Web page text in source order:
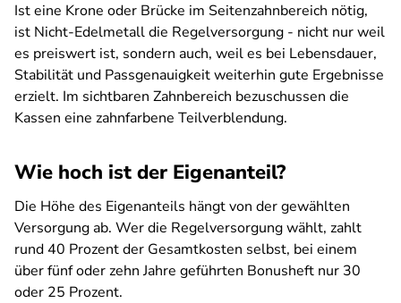
Ist eine Krone oder Brücke im Seitenzahnbereich nötig,
ist Nicht-Edelmetall die Regelversorgung - nicht nur weil
es preiswert ist, sondern auch, weil es bei Lebensdauer,
Stabilität und Passgenauigkeit weiterhin gute Ergebnisse
erzielt. Im sichtbaren Zahnbereich bezuschussen die
Kassen eine zahnfarbene Teilverblendung.
Wie hoch ist der Eigenanteil?
Die Höhe des Eigenanteils hängt von der gewählten
Versorgung ab. Wer die Regelversorgung wählt, zahlt
rund 40 Prozent der Gesamtkosten selbst, bei einem
über fünf oder zehn Jahre geführten Bonusheft nur 30
oder 25 Prozent.